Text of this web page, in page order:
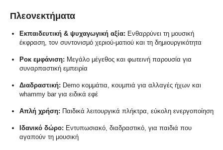
Πλεονεκτήματα
Εκπαιδευτική & ψυχαγωγική αξία: Ενθαρρύνει τη μουσική
έκφραση, τον συντονισμό χεριού-ματιού και τη δημιουργικότητα
Ροκ εμφάνιση: Μεγάλο μέγεθος και φωτεινή παρουσία για
συναρπαστική εμπειρία
Διαδραστική: Demo κομμάτια, κουμπιά για αλλαγές ήχων και
whammy bar για ειδικά εφέ
Απλή χρήση: Παιδικά λειτουργικά πλήκτρα, εύκολη ενεργοποίηση
Ιδανικό δώρο: Εντυπωσιακό, διαδραστικό, για παιδιά που
αγαπούν τη μουσική